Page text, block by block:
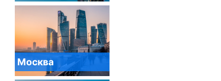
Москва